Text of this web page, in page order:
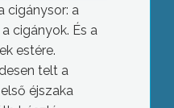
cigánysor: a
cigányok. És a
estére.
telt a
éjszaka